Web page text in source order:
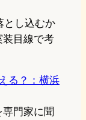
とし込むか
装目線で考
る？：横浜
門家に聞